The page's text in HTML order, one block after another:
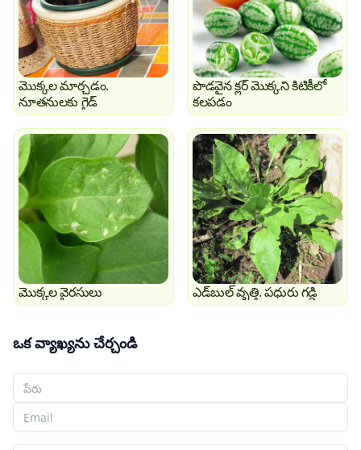
మొక్కల మార్చడం.
నూతనులకు గైడ్
పొడవైన క్లర్ మొక్కని కిటికీలో
కలపడం
మొక్కల వైరసులు ఎడ్‌బుల్ వృత్తి. పధురు గడ్డి
ఒక వ్యాఖ్యను చేర్చండి
మీ పేరు
మీ ఇమెయిల్